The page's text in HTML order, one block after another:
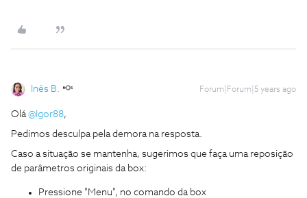
Inês B. Forum|Forum|5 years ago
Olá @Igor88,
Pedimos desculpa pela demora na resposta.
Caso a situação se mantenha, sugerimos que faça uma reposição
de parâmetros originais da box:
Pressione "Menu", no comando da box